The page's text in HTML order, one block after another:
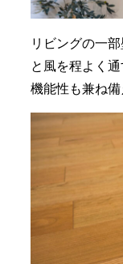
リビングの一
と風を程よく
機能性も兼ね備